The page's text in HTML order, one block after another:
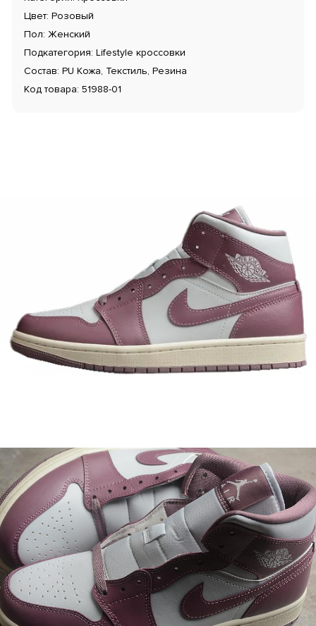
Цвет: Розовый
Пол: Женский
Подкатегория: Lifestyle кроссовки
Состав: PU Кожа, Текстиль, Резина
Код товара: 51988-01